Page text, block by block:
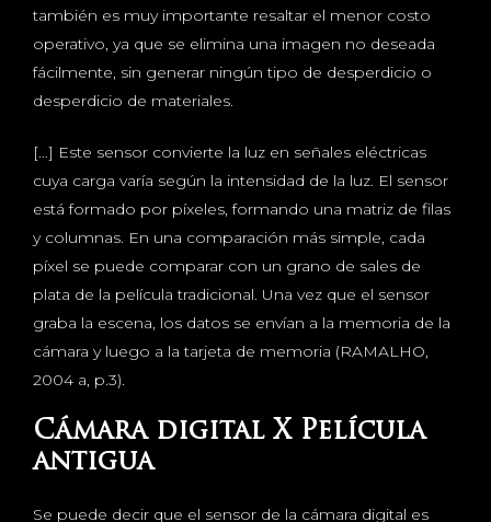
también es muy importante resaltar el menor costo
operativo, ya que se elimina una imagen no deseada
fácilmente, sin generar ningún tipo de desperdicio o
desperdicio de materiales.
[…] Este sensor convierte la luz en señales eléctricas
cuya carga varía según la intensidad de la luz. El sensor
está formado por píxeles, formando una matriz de filas
y columnas. En una comparación más simple, cada
píxel se puede comparar con un grano de sales de
plata de la película tradicional. Una vez que el sensor
graba la escena, los datos se envían a la memoria de la
cámara y luego a la tarjeta de memoria (RAMALHO,
2004 a, p.3).
Cámara digital X Película
antigua
Se puede decir que el sensor de la cámara digital es